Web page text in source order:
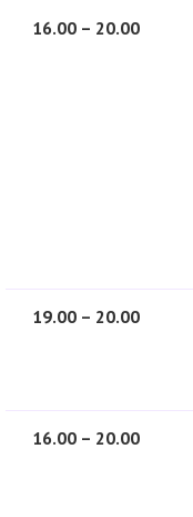
16.00 – 20.00
19.00 – 20.00
16.00 – 20.00